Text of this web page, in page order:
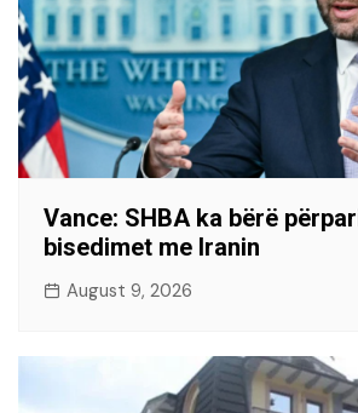
Vance: SHBA ka bërë
bisedimet me Iranin
August 9, 2026